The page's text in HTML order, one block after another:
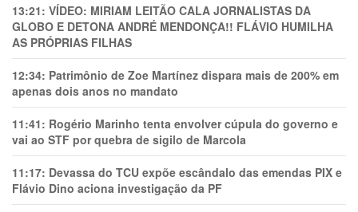
13:21: VÍDEO: MIRIAM LEITÃO CALA JORNALISTAS DA
GLOBO E DETONA ANDRÉ MENDONÇA!! FLÁVIO HUMILHA
AS PRÓPRIAS FILHAS
12:34: Patrimônio de Zoe Martínez dispara mais de 200% em
apenas dois anos no mandato
11:41: Rogério Marinho tenta envolver cúpula do governo e
vai ao STF por quebra de sigilo de Marcola
11:17: Devassa do TCU expõe escândalo das emendas PIX e
Flávio Dino aciona investigação da PF